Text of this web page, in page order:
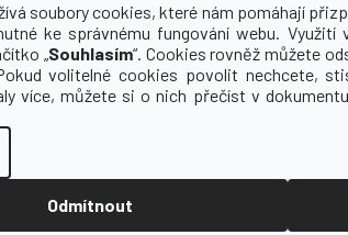
soubory cookies, které nám pomáhají
ke správnému fungování webu.
„Souhlasím“. Cookies rovněž můžete
volitelné cookies povolit nechcete,
více, můžete si o nich přečíst v dokumentu
Odmítnout
spolupráce
Po - Čt
Pá
So